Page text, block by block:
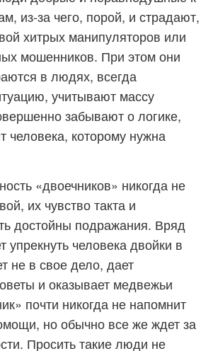
из-за чего, порой, и страдают,
хитрых манипуляторов или
мошенников. При этом они
в людях, всегда
учитывают массу
забывают о логике,
человека, которому нужна
«двоечников» никогда не
их чувство такта и
достойны подражания. Вряд
упрекнуть человека двойки в
не в свое дело, дает
и оказывает медвежьи
почти никогда не напомнит
но обычно все же ждет за
Просить такие люди не